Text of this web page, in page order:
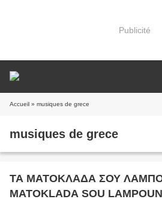
Publicité
Accueil » musiques de grece
musiques de grece
ΤΑ ΜΑΤΟΚΛΑΔΑ ΣΟΥ
MATOKLADA SOU